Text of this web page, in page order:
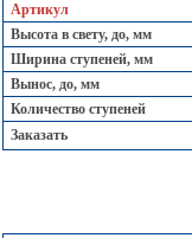
Артикул
Высота в свету, до, мм
Ширина ступеней, мм
Вынос, до, мм
Количество ступеней
Заказать